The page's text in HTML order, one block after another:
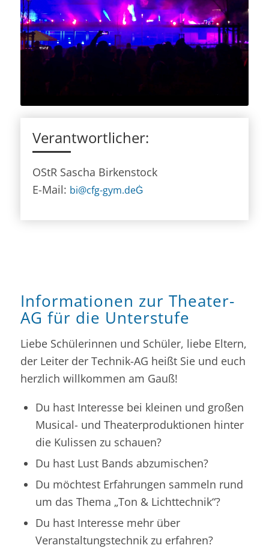
Verantwortlicher:
OStR Sascha Birkenstock
E-Mail: bi@cfg-gym.deĠ
Informationen zur Theater-
AG für die Unterstufe
Liebe Schülerinnen und Schüler, liebe Eltern,
der Leiter der Technik-AG heißt Sie und euch
herzlich willkommen am Gauß!
Du hast Interesse bei kleinen und großen
Musical- und Theaterproduktionen hinter
die Kulissen zu schauen?
Du hast Lust Bands abzumischen?
Du möchtest Erfahrungen sammeln rund
um das Thema „Ton & Lichttechnik“?
Du hast Interesse mehr über
Veranstaltungstechnik zu erfahren?